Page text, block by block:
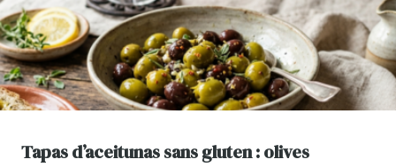
Tapas d’aceitunas sans gluten : olives